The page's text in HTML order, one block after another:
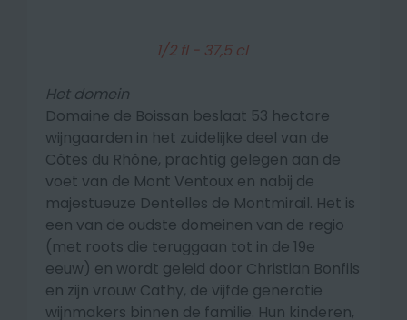
1/2 fl - 37,5 cl
Het domein
Domaine de Boissan beslaat 53 hectare
wijngaarden in het zuidelijke deel van de
Côtes du Rhône, prachtig gelegen aan de
voet van de Mont Ventoux en nabij de
majestueuze Dentelles de Montmirail. Het is
een van de oudste domeinen van de regio
(met roots die teruggaan tot in de 19e
eeuw) en wordt geleid door Christian Bonfils
en zijn vrouw Cathy, de vijfde generatie
wijnmakers binnen de familie. Hun kinderen,